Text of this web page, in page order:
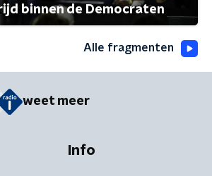
binnen de Democraten
Alle fragmenten
weet meer
Info